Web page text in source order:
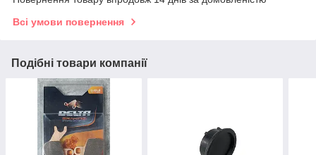
Всі умови повернення
Подібні товари компанії